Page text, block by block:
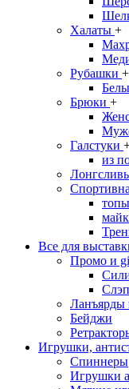
Халаты +
Рубашки +
Брюки +
Галстуки
из
топы
Все для
Промо и
Ланъярды
Бейджи
Игрушки,
Спиннеры
Игрушки